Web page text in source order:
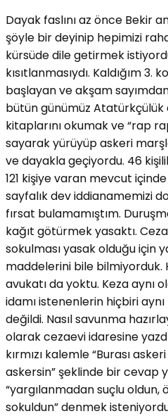
Dayak faslını az önce Bekir
şöyle bir deyinip hepimizi
kürsüde dile getirmek
kısıtlanmasıydı. Kaldığım
başlayan ve akşam
bütün günümüz
kitaplarını okumak ve “rap
sayarak yürüyüp askeri
ve dayakla geçiyordu. 46
121 kişiye varan mevcut
sayfalık dev iddianamemizi
fırsat bulamamıştım.
kağıt götürmek yasaktı.
sokulması yasak olduğu için
maddelerini bile
avukatı da yoktu. Keza aynı
idamı istenenlerin hiçbiri
değildi. Nasıl savunma
olarak cezaevi idaresine
kırmızı kalemle “Burası
askersin” şeklinde bir cevap
“yargılanmadan suçlu
sokuldun” denmek